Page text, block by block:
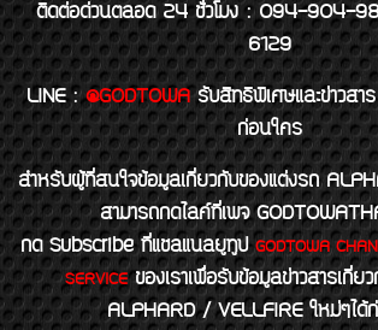
ติดต่อด่วนตลอด 24 ชั่วโมง : 094-904-
6129
LINE : @GODTOWA รับสิทธิพิเศษและข่าวสา
ก่อนใคร
สำหรับผู้ที่สนใจข้อมูลเกี่ยวกับของแต่งรถ
สามารถกดไลค์ที่เพจ
กด Subscribe ที่แชลแนลยูทูป GODTOWA
SERVICEของเราเพื่อรับข้อมูลข่าวสารเกี่ย
ALPHARD / VELLFIRE ใหม่ๆได้